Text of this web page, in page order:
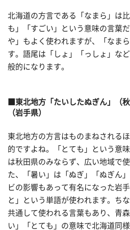
北海道の方言である「なまら」は
も」「すごい」という意味の言葉
や」もよく使われますが、「なま
す。語尾は「しょ」「っしょ」な
般的になります。
■東北地方「たいしたぬぎん」（
（岩手県）
東北地方の方言はものまねされる
的ですよね。「とても」という意
は秋田県のみならず、広い地域で
た、「暑い」は「ぬぎ」「ぬぎん
ビの影響もあって有名になった岩
と」という単語が使われます。ち
共通して使われる言葉もあり、青
い」「とても」の意味で北海道同